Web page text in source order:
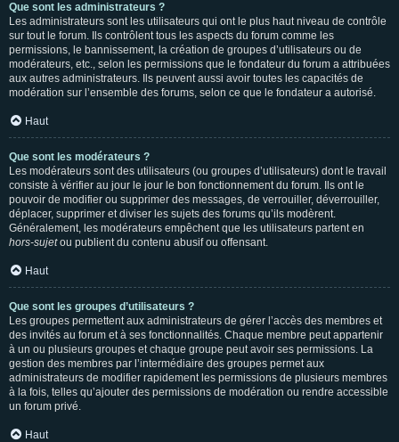
Que sont les administrateurs ?
Les administrateurs sont les utilisateurs qui ont le plus haut niveau de contrôle
sur tout le forum. Ils contrôlent tous les aspects du forum comme les
permissions, le bannissement, la création de groupes d’utilisateurs ou de
modérateurs, etc., selon les permissions que le fondateur du forum a attribuées
aux autres administrateurs. Ils peuvent aussi avoir toutes les capacités de
modération sur l’ensemble des forums, selon ce que le fondateur a autorisé.
Haut
Que sont les modérateurs ?
Les modérateurs sont des utilisateurs (ou groupes d’utilisateurs) dont le travail
consiste à vérifier au jour le jour le bon fonctionnement du forum. Ils ont le
pouvoir de modifier ou supprimer des messages, de verrouiller, déverrouiller,
déplacer, supprimer et diviser les sujets des forums qu’ils modèrent.
Généralement, les modérateurs empêchent que les utilisateurs partent en
hors-sujetou publient du contenu abusif ou offensant.
Haut
Que sont les groupes d’utilisateurs ?
Les groupes permettent aux administrateurs de gérer l’accès des membres et
des invités au forum et à ses fonctionnalités. Chaque membre peut appartenir
à un ou plusieurs groupes et chaque groupe peut avoir ses permissions. La
gestion des membres par l’intermédiaire des groupes permet aux
administrateurs de modifier rapidement les permissions de plusieurs membres
à la fois, telles qu’ajouter des permissions de modération ou rendre accessible
un forum privé.
Haut